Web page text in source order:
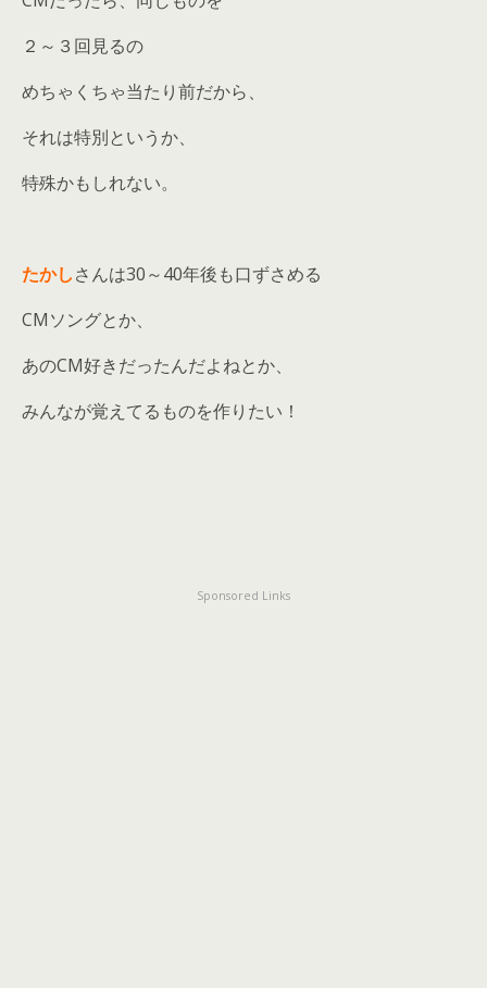
２～３回見るの
めちゃくちゃ当たり前だから、
それは特別というか、
特殊かもしれない。
たかしさんは30～40年後も口ずさめる
CMソングとか、
あのCM好きだったんだよねとか、
みんなが覚えてるものを作りたい！
Sponsored Links